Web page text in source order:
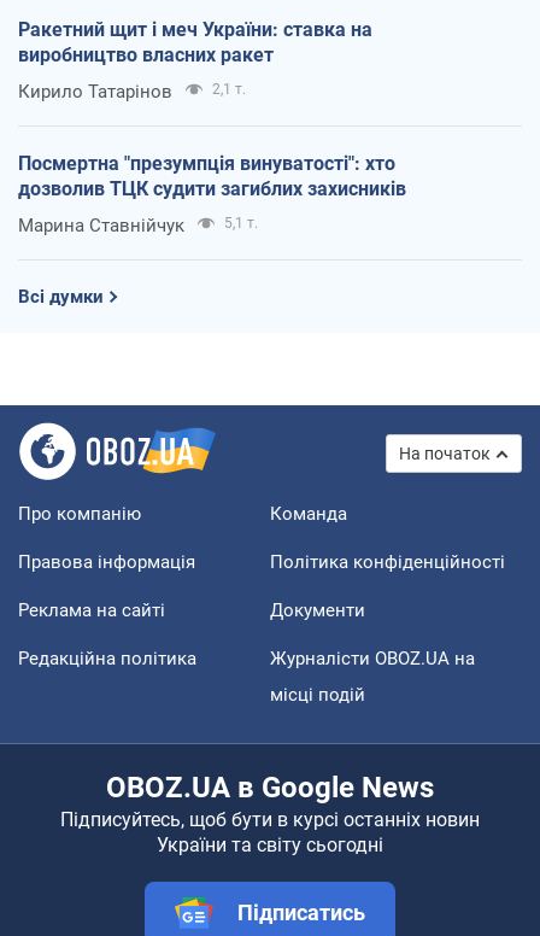
Ракетний щит і меч України: ставка на
виробництво власних ракет
Кирило Татарінов 2,1 т.
Посмертна "презумпція винуватості": хто
дозволив ТЦК судити загиблих захисників
Марина Ставнійчук 5,1 т.
Всі думки
На початок
Про компанію Команда
Правова інформація Політика конфіденційності
Реклама на сайті Документи
Редакційна політика
Журналісти OBOZ.UA на
місці подій
OBOZ.UA в Google News
Підписуйтесь, щоб бути в курсі останніх новин
України та світу сьогодні
Підписатись